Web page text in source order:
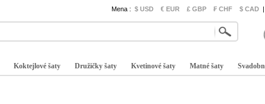
Mena : $ USD € EUR £ GBP ₣ CHF $ CAD |
Koktejlové šaty Družičky šaty Kvetinové šaty Matné šaty